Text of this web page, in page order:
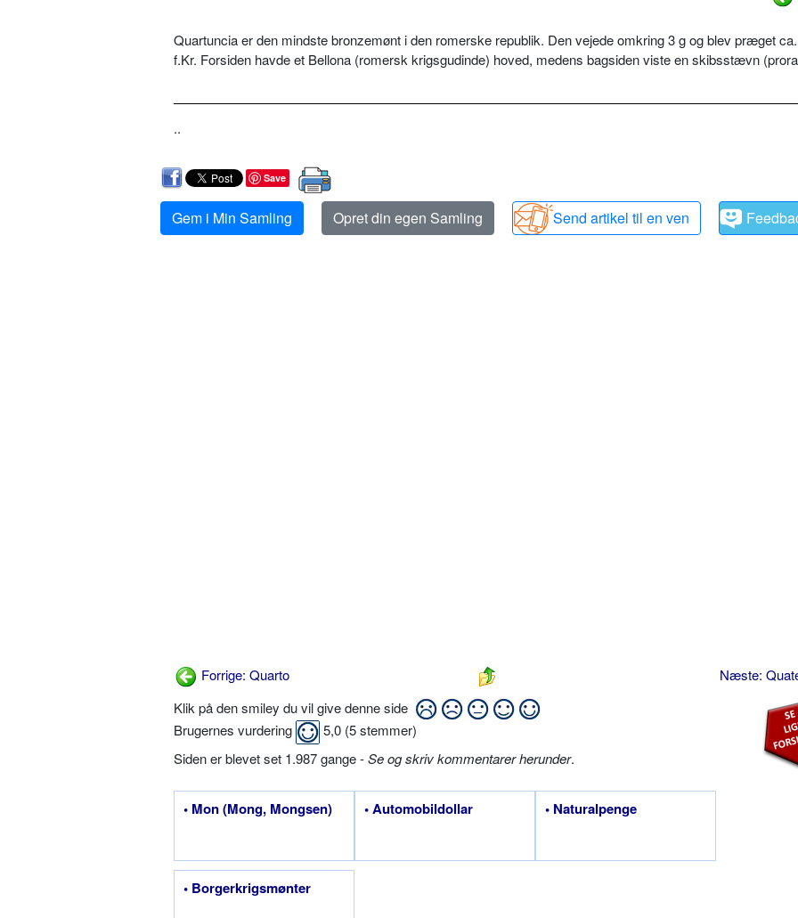
Quartuncia er den mindste bronzemønt i den romerske republik. Den vejede omkring 3 g og blev præget
f.Kr. Forsiden havde et Bellona (romersk krigsgudinde) hoved, medens bagsiden viste en skibsstævn
..
Save
Gem i Min Samling Opret din egen Samling Send artikel til en ven
Forrige: Quarto
Næste:
Klik på den smiley du vil give denne side
Brugernes vurdering
5,0 (5stemmer)
Siden er blevet set 1.987 gange -Se og skriv kommentarer herunder.
• Mon (Mong, Mongsen) • Automobildollar • Naturalpenge
• Borgerkrigsmønter